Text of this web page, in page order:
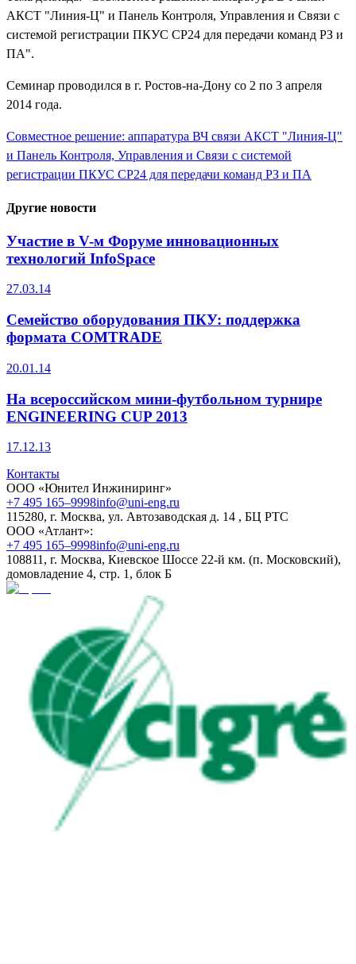
АКСТ "Линия-Ц" и Панель Контроля, Управления и Связи с
системой регистрации ПКУС СР24 для передачи команд РЗ и
ПА".
Семинар проводился в г. Ростов-на-Дону со 2 по 3 апреля
2014 года.
Совместное решение: аппаратура ВЧ связи АКСТ "Линия-Ц"
и Панель Контроля, Управления и Связи с системой
регистрации ПКУС СР24 для передачи команд РЗ и ПА
Другие новости
Участие в V-м Форуме инновационных
технологий InfoSpace
27.03.14
Семейство оборудования ПКУ: поддержка
формата COMTRADE
20.01.14
На всероссийском мини-футбольном турнире
ENGINEERING CUP 2013
17.12.13
Контакты
ООО «Юнител Инжиниринг»
+7 495 165–9998info@uni-eng.ru
115280, г. Москва, ул. Автозаводская д. 14 , БЦ РТС
ООО «Атлант»:
+7 495 165–9998info@uni-eng.ru
108811, г. Москва, Киевское Шоссе 22-й км. (п. Московский),
домовладение 4, стр. 1, блок Б